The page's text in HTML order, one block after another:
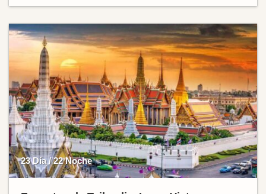
23 Día / 22 Noche